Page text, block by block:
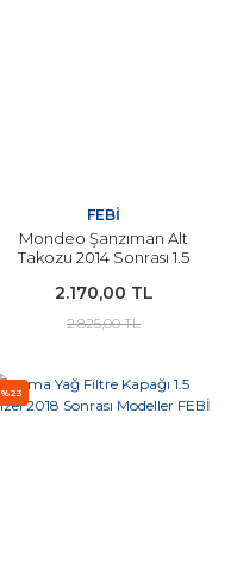
FEBİ
Mondeo Şanzıman Alt
Takozu 2014 Sonrası 1.5
2.170,00 TL
2.825,00 TL
%23